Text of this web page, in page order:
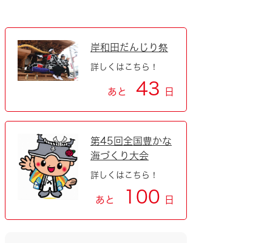
岸和田だんじり祭
詳しくはこちら！
あと 43 日
第45回全国豊かな
海づくり大会
詳しくはこちら！
あと 100 日